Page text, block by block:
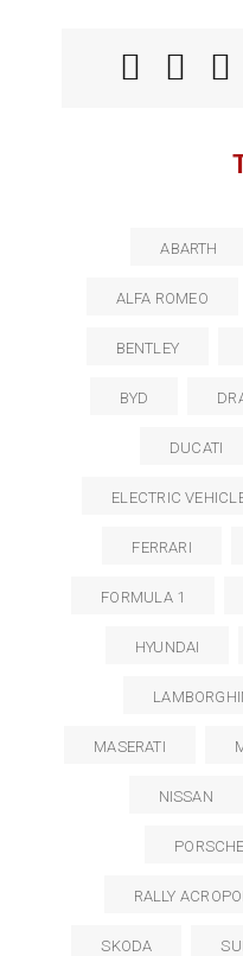
ABARTH
ALFA ROMEO
BENTLEY
BYD
DUCATI
ELECTRIC
FERRARI
FORMULA 1
HYUNDAI
MASERATI
NISSAN
PORSCHE
RALLY
SKODA